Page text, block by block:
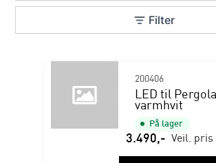
Filter
200406
LED til
varmhvit
På lager
Veil.
3.490,-